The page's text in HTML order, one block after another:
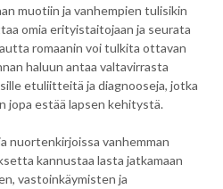
muotiin ja vanhempien tulisikin
omia erityistaitojaan ja seurata
romaanin voi tulkita ottavan
haluun antaa valtavirrasta
etuliitteitä ja diagnooseja, jotka
jopa estää lapsen kehitystä.
nuortenkirjoissa vanhemman
kannustaa lasta jatkamaan
vastoinkäymisten ja